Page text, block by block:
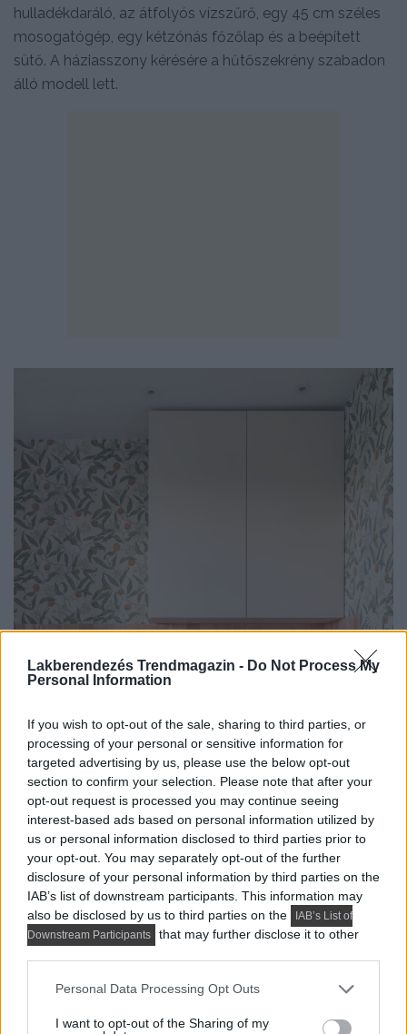
Lakberendezés Trendmagazin - Do Not Process My
Personal Information
If you wish to opt-out of the sale, sharing to third parties, or
processing of your personal or sensitive information for
targeted advertising by us, please use the below opt-out
section to confirm your selection. Please note that after your
opt-out request is processed you may continue seeing
interest-based ads based on personal information utilized by
us or personal information disclosed to third parties prior to
your opt-out. You may separately opt-out of the further
disclosure of your personal information by third parties on the
IAB’s list of downstream participants. This information may
also be disclosed by us to third parties on the
IAB’s List of
Downstream Participants
that may further disclose it to other
Please note that this website/app uses one or more Google
not limited to your visit or usage behaviour. You may click to
Personal Data Processing Opt Outs
I want to opt-out of the Sharing of my
hulladékdaráló, az átfolyós vízszűrő, egy 45 cm széles
mosogatógép, egy kétzónás főzőlap és a beépített
sütő. A háziasszony kérésére a hűtőszekrény szabadon
álló modell lett.